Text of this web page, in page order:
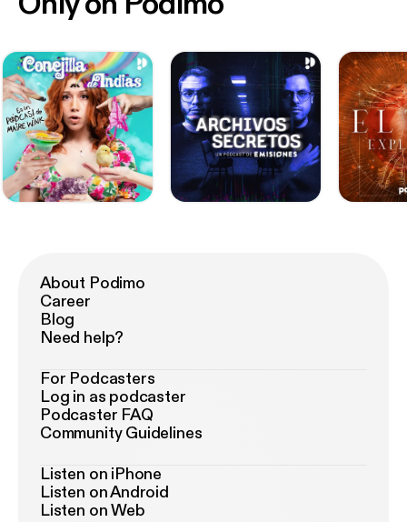
About Podimo
Career
Blog
Need help?
For Podcasters
Log in as podcaster
Podcaster FAQ
Community Guidelines
Listen on iPhone
Listen on Android
Listen on Web